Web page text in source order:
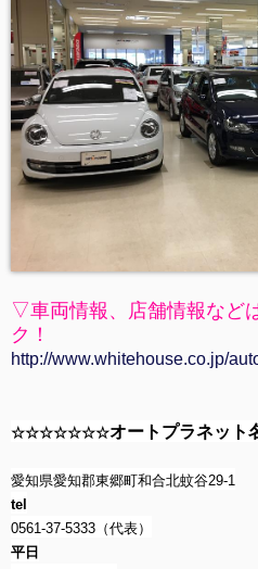
▽車両情報、店舗情報など
ク！
http://www.whitehouse.co.jp/
☆☆☆☆☆☆☆オートプラネット
愛知県愛知郡東郷町和合北蚊谷29-1
tel
0561-37-5333（代表）
平日